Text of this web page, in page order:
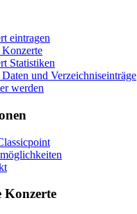
eintragen
Statistiken
und Verzeichniseinträge
werden
Konzerte